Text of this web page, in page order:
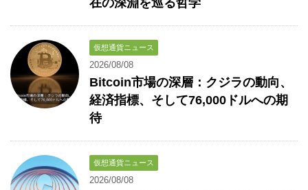
在の深淵を巡る哲学
仮想通貨ニュース
2026/08/08
Bitcoin市場の深層：クジラの動向、
経済指標、そして76,000ドルへの期
待
仮想通貨ニュース
2026/08/08